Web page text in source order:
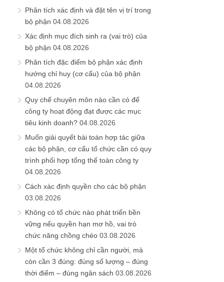
Phân tích xác định và đặt tên vị trí trong
bộ phận 04.08.2026
Xác định mục đích sinh ra (vai trò) của
bộ phận 04.08.2026
Phân tích đặc điểm bộ phận xác định
hướng chỉ huy (cơ cấu) của bộ phận
04.08.2026
Quy chế chuyên môn nào cần có để
công ty hoạt động đạt được các mục
tiêu kinh doanh? 04.08.2026
Muốn giải quyết bài toán hợp tác giữa
các bộ phận, cơ cấu tổ chức cần có quy
trình phối hợp tổng thể toàn công ty
04.08.2026
Cách xác định quyền cho các bộ phận
03.08.2026
Không có tổ chức nào phát triển bền
vững nếu quyền hạn mơ hồ, vai trò
chức năng chồng chéo 03.08.2026
Một tổ chức không chỉ cần người, mà
còn cần 3 đúng: đúng số lượng – đúng
thời điểm – đúng ngân sách 03.08.2026